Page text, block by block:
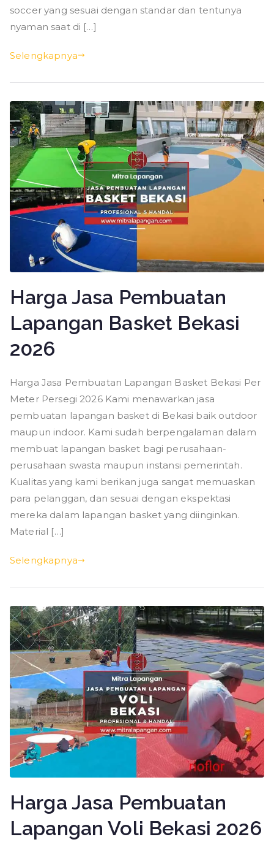
soccer yang sesuai dengan standar dan tentunya
nyaman saat di […]
Selengkapnya
Harga Jasa Pembuatan
Lapangan Basket Bekasi
2026
Harga Jasa Pembuatan Lapangan Basket Bekasi Per
Meter Persegi 2026 Kami menawarkan jasa
pembuatan lapangan basket di Bekasi baik outdoor
maupun indoor. Kami sudah berpengalaman dalam
membuat lapangan basket bagi perusahaan-
perusahaan swasta maupun instansi pemerintah.
Kualitas yang kami berikan juga sangat memuaskan
para pelanggan, dan sesuai dengan ekspektasi
mereka dalam lapangan basket yang diinginkan.
Material […]
Selengkapnya
Harga Jasa Pembuatan
Lapangan Voli Bekasi 2026